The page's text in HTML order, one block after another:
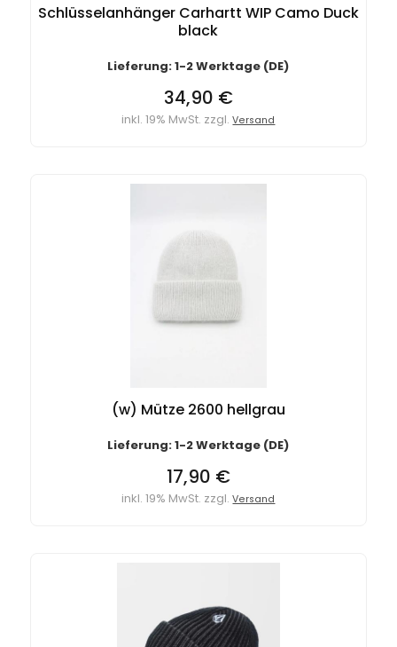
Schlüsselanhänger Carhartt WIP Camo Duck
black
Lieferung: 1-2 Werktage (DE)
34,90 €
inkl. 19% MwSt. zzgl.Versand
(w) Mütze 2600 hellgrau
Lieferung: 1-2 Werktage (DE)
17,90 €
inkl. 19% MwSt. zzgl.Versand